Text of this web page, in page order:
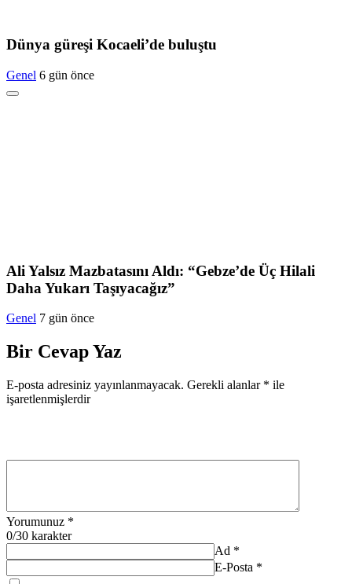
Dünya güreşi Kocaeli’de buluştu
Genel 6 gün önce
Ali Yalsız Mazbatasını Aldı: “Gebze’de Üç Hilali
Daha Yukarı Taşıyacağız”
Genel 7 gün önce
Bir Cevap Yaz
E-posta adresiniz yayınlanmayacak. Gerekli alanlar * ile
işaretlenmişlerdir
Yorumunuz *
0/30 karakter
Ad *
E-Posta *